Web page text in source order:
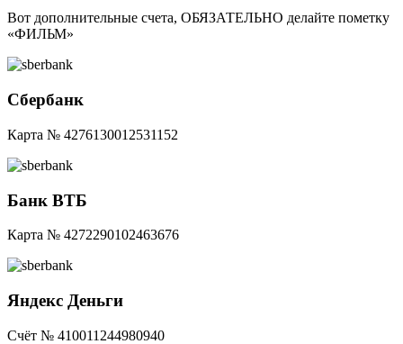
Вот дополнительные счета, ОБЯЗАТЕЛЬНО делайте пометку
«ФИЛЬМ»
Сбербанк
Карта № 4276130012531152
Банк ВТБ
Карта № 4272290102463676
Яндекс Деньги
Счёт № 410011244980940